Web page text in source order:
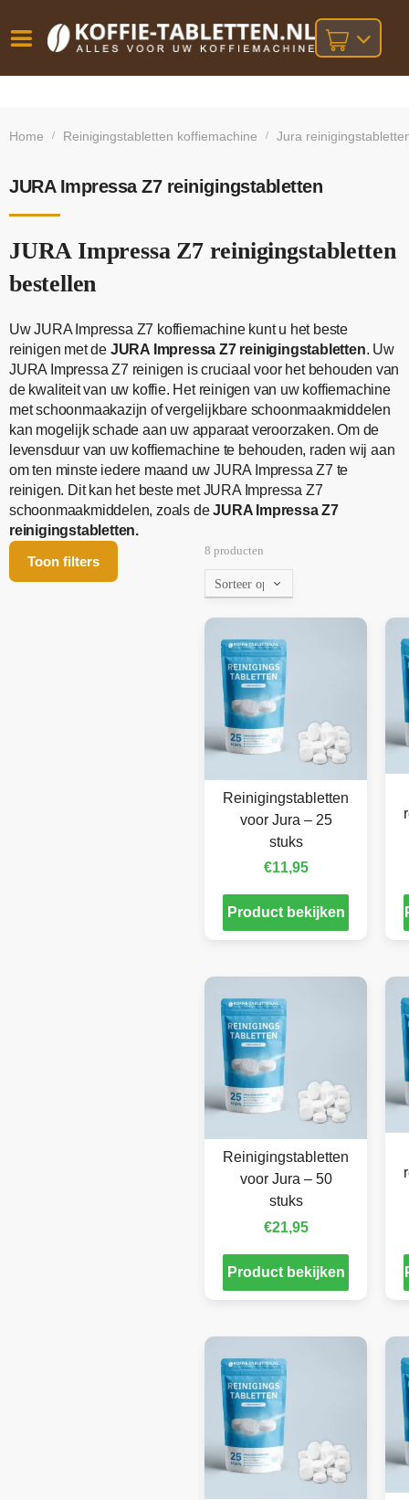
besteld,
bij orders
Home / Reinigingstabletten koffiemachine / Jura
JURA Impressa Z7 reinigingstabletten
JURA Impressa Z7 reinigingstabletten
bestellen
Uw JURA Impressa Z7 koffiemachine kunt u het beste
reinigen met de JURA Impressa Z7 reinigingstabletten. Uw
JURA Impressa Z7 reinigen is cruciaal voor het behouden van
de kwaliteit van uw koffie. Het reinigen van uw koffiemachine
met schoonmaakazijn of vergelijkbare schoonmaakmiddelen
kan mogelijk schade aan uw apparaat veroorzaken. Om de
levensduur van uw koffiemachine te behouden, raden wij aan
om ten minste iedere maand uw JURA Impressa Z7 te
reinigen. Dit kan het beste met JURA Impressa Z7
schoonmaakmiddelen, zoals deJURA Impressa Z7
reinigingstabletten.
Toon filters
8 producten
Reinigingstabletten
voor Jura – 25
stuks
€11,95
Product bekijken
Reinigingstabletten
voor Jura – 50
stuks
€21,95
Product bekijken